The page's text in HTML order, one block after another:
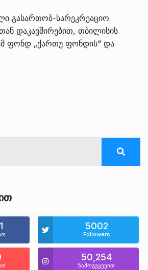
გასართობ-სარეკრეაციო
დაკავშირებით, თბილისის
ფონდ „ქართუ ფონდის“ და
5002
Followers
50,254
წამოგვყევით